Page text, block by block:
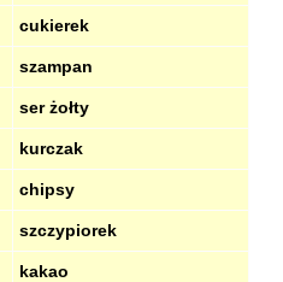
cukierek
szampan
ser żołty
kurczak
chipsy
szczypiorek
kakao